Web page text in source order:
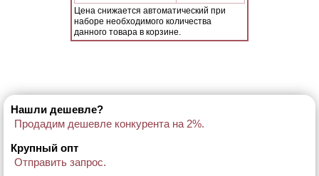
Цена снижается автоматический при
наборе необходимого количества
данного товара в корзине.
Нашли дешевле?
Продадим дешевле конкурента на 2%.
Крупный опт
Отправить запрос.